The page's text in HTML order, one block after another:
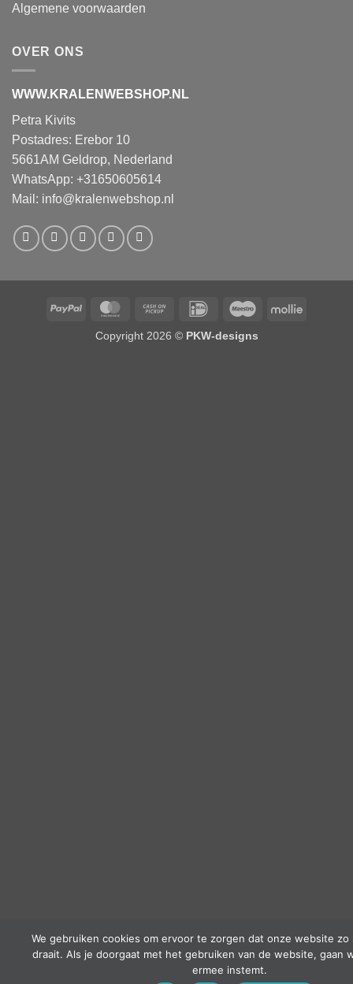
Algemene voorwaarden
OVER ONS
WWW.KRALENWEBSHOP.NL
Petra Kivits
Postadres: Erebor 10
5661AM Geldrop, Nederland
WhatsApp: +31650605614
Mail: info@kralenwebshop.nl
PayPal MasterCardCash
Pickup
IDeal Maestro Mollie
Copyright 2026 © PKW-designs
We gebruiken cookies om ervoor te zorgen dat onze website zo
draait. Als je doorgaat met het gebruiken van de website, gaan
ermee instemt.